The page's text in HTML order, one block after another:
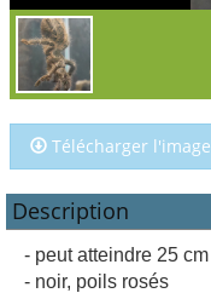
Télécharger l'image
Description
- peut atteindre 25 cm
- noir, poils rosés